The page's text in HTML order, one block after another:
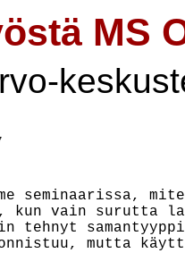
MS
seminaarissa,
kun vain surutta
tehnyt
onnistuu, mutta